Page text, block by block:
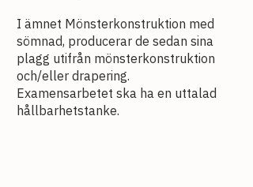
I ämnet Mönsterkonstruktion med
sömnad, producerar de sedan sina
plagg utifrån mönsterkonstruktion
och/eller drapering.
Examensarbetet ska ha en uttalad
hållbarhetstanke.